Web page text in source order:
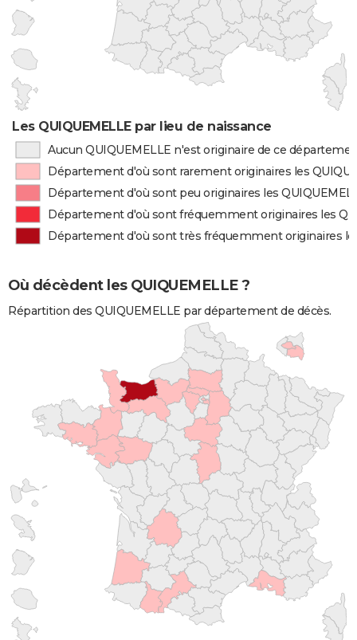
Les QUIQUEMELLE par lieu de naissance
Aucun QUIQUEMELLE n'est originaire de ce
Département d'où sont rarement originaires les
Département d'où sont peu originaires les
Département d'où sont fréquemment originaires les
Département d'où sont très fréquemment originaires
Où décèdent les QUIQUEMELLE ?
Répartition des QUIQUEMELLE par département de décès.